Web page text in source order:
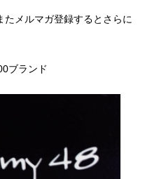
たメルマガ登録するとさらに
ブランド